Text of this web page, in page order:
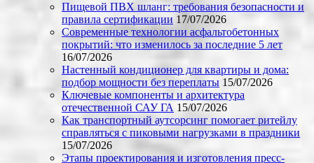
Пищевой ПВХ шланг: требования безопасности и
правила сертификации 17/07/2026
Современные технологии асфальтобетонных
покрытий: что изменилось за последние 5 лет
16/07/2026
Настенный кондиционер для квартиры и дома:
подбор мощности без переплаты 15/07/2026
Ключевые компоненты и архитектура
отечественной САУ ГА 15/07/2026
Как транспортный аутсорсинг помогает ритейлу
справляться с пиковыми нагрузками в праздники
15/07/2026
Этапы проектирования и изготовления пресс-